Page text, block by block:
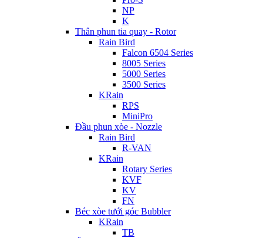
NP
K
Thân phun tia quay - Rotor
Rain Bird
Falcon 6504 Series
8005 Series
5000 Series
3500 Series
KRain
RPS
MiniPro
Đầu phun xòe - Nozzle
Rain Bird
R-VAN
KRain
Rotary Series
KVF
KV
FN
Béc xòe tưới góc Bubbler
KRain
TB